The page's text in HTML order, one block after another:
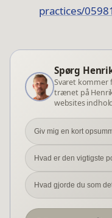
practices/
Spørg
Svaret kommer
trænet på
websites
Giv mig en kort
Hvad er den vigtigste
Hvad gjorde du som